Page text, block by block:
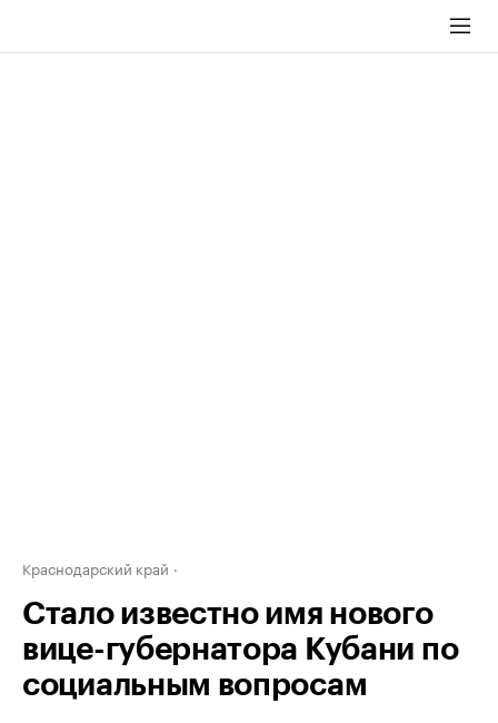
Краснодарский край
Стало известно имя нового
вице-губернатора Кубани по
социальным вопросам